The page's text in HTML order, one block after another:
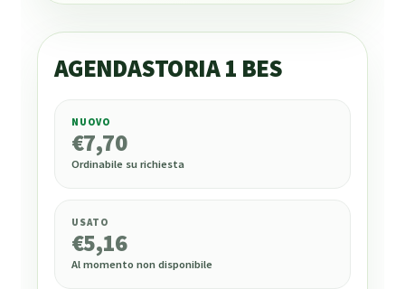
AGENDASTORIA 1 BES
7,70
NUOVO
€7,70
Ordinabile su richiesta
USATO
€5,16
Al momento non disponibile